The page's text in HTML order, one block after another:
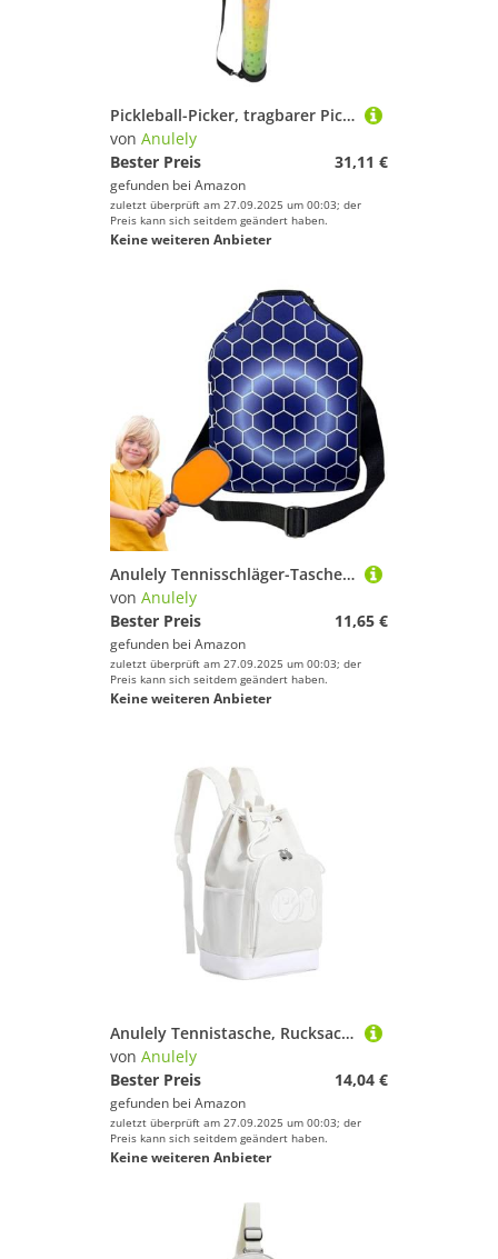
Pickleball-Picker, tragbarer Pickleball-Halter für Bälle, 12 Bälle, Tennisbälle, transparenter Pickleball-Röhrchen, Tennisball-Picker für Pickleball-Tennis
von Anulely
Bester Preis
31,11 €
gefunden bei Amazon
zuletzt überprüft am 27.09.2025 um 00:03; der
Preis kann sich seitdem geändert haben.
Keine weiteren Anbieter
Anulely Tennisschläger-Tasche, Tennis-Paddel-Sling-Tasche, wasserabweisende Tennis-Tasche, Tennis-Paddel, Squash-Sling-Taschen, Sport-Tennis-Rucksack
von Anulely
Bester Preis
11,65 €
gefunden bei Amazon
zuletzt überprüft am 27.09.2025 um 00:03; der
Preis kann sich seitdem geändert haben.
Keine weiteren Anbieter
Anulely Tennistasche, Rucksack, Badminton-Tragetasche, Rucksack, Tennis-Rucksack, verstellbare doppelte Schultergurte, Sportzubehör, multifunktional, große Kapazität, für Damen und Herren
von Anulely
Bester Preis
14,04 €
gefunden bei Amazon
zuletzt überprüft am 27.09.2025 um 00:03; der
Preis kann sich seitdem geändert haben.
Keine weiteren Anbieter